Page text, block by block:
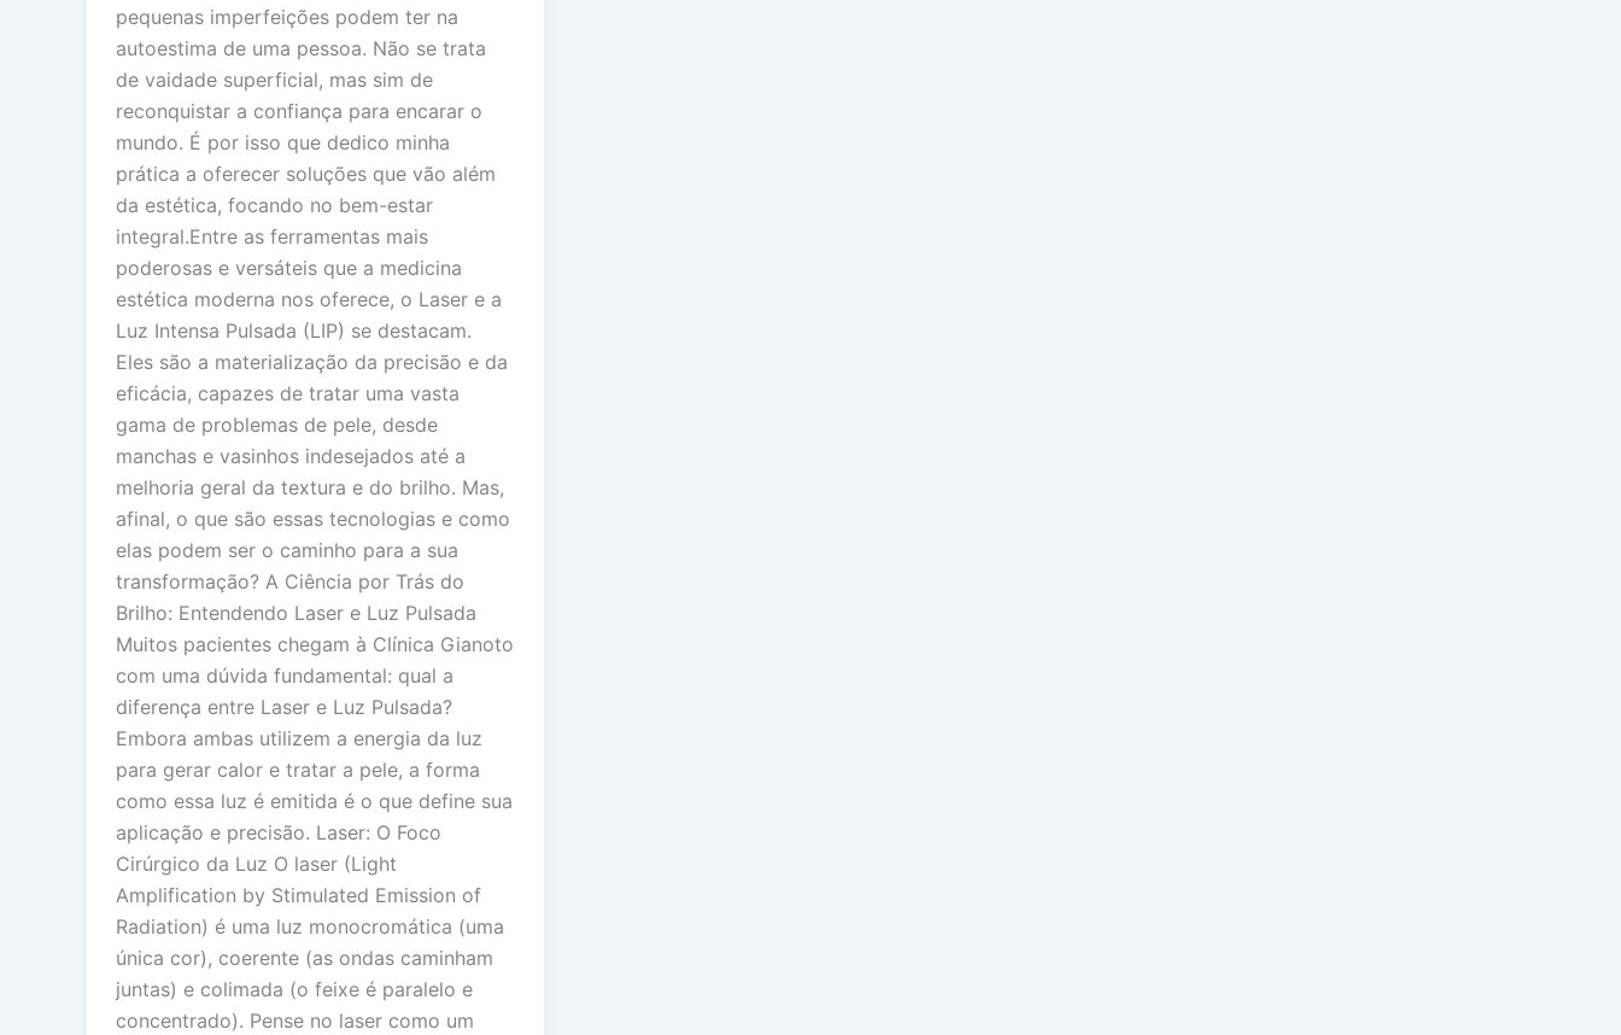
pequenas imperfeições podem ter na
autoestima de uma pessoa. Não se trata
de vaidade superficial, mas sim de
reconquistar a confiança para encarar o
mundo. É por isso que dedico minha
prática a oferecer soluções que vão além
da estética, focando no bem-estar
integral.Entre as ferramentas mais
poderosas e versáteis que a medicina
estética moderna nos oferece, o Laser e a
Luz Intensa Pulsada (LIP) se destacam.
Eles são a materialização da precisão e da
eficácia, capazes de tratar uma vasta
gama de problemas de pele, desde
manchas e vasinhos indesejados até a
melhoria geral da textura e do brilho. Mas,
afinal, o que são essas tecnologias e como
elas podem ser o caminho para a sua
transformação? A Ciência por Trás do
Brilho: Entendendo Laser e Luz Pulsada
Muitos pacientes chegam à Clínica Gianoto
com uma dúvida fundamental: qual a
diferença entre Laser e Luz Pulsada?
Embora ambas utilizem a energia da luz
para gerar calor e tratar a pele, a forma
como essa luz é emitida é o que define sua
aplicação e precisão. Laser: O Foco
Cirúrgico da Luz O laser (Light
Amplification by Stimulated Emission of
Radiation) é uma luz monocromática (uma
única cor), coerente (as ondas caminham
juntas) e colimada (o feixe é paralelo e
concentrado). Pense no laser como um